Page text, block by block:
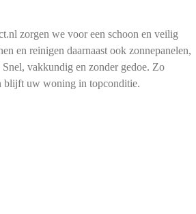
zorgen we voor een schoon en veilig
en reinigen daarnaast ook zonnepanelen,
vakkundig en zonder gedoe. Zo
blijft uw woning in topconditie.